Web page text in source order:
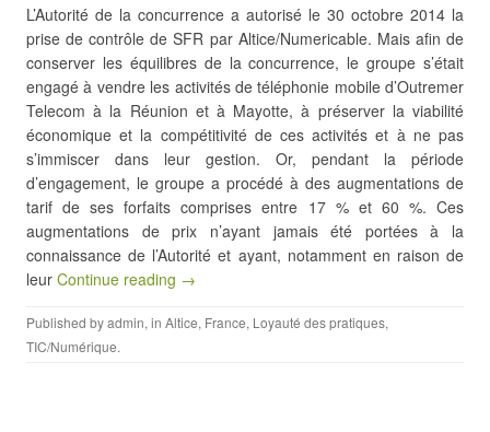
L’Autorité de la concurrence a autorisé le 30 octobre 2014 la
prise de contrôle de SFR par Altice/Numericable. Mais afin de
conserver les équilibres de la concurrence, le groupe s’était
engagé à vendre les activités de téléphonie mobile d’Outremer
Telecom à la Réunion et à Mayotte, à préserver la viabilité
économique et la compétitivité de ces activités et à ne pas
s’immiscer dans leur gestion. Or, pendant la période
d’engagement, le groupe a procédé à des augmentations de
tarif de ses forfaits comprises entre 17 % et 60 %. Ces
augmentations de prix n’ayant jamais été portées à la
connaissance de l’Autorité et ayant, notamment en raison de
leur Continue reading →
Published byadmin, in Altice, France, Loyauté des pratiques,
TIC/Numérique.